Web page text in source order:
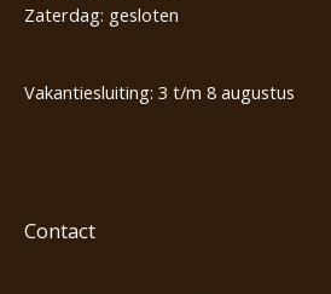
Zaterdag: gesloten
Vakantiesluiting: 3 t/m 8 augustus
Contact